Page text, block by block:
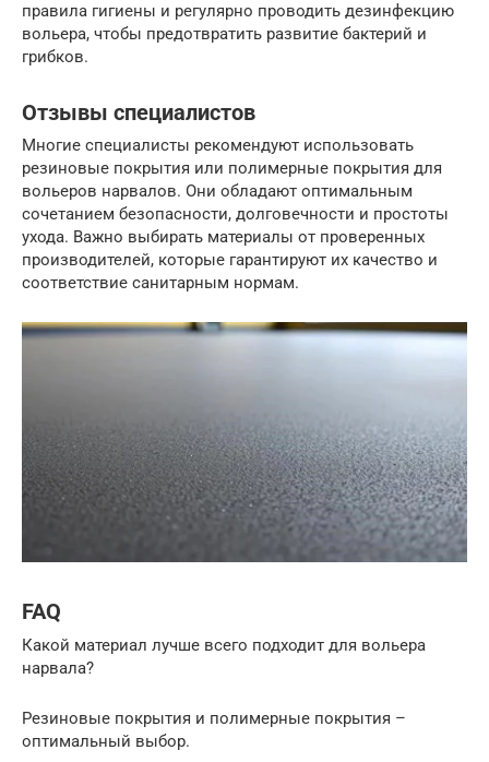
правила гигиены и регулярно проводить дезинфекцию
вольера, чтобы предотвратить развитие бактерий и
грибков.
Отзывы специалистов
Многие специалисты рекомендуют использовать
резиновые покрытия или полимерные покрытия для
вольеров нарвалов. Они обладают оптимальным
сочетанием безопасности, долговечности и простоты
ухода. Важно выбирать материалы от проверенных
производителей, которые гарантируют их качество и
соответствие санитарным нормам.
FAQ
Какой материал лучше всего подходит для вольера
нарвала?
Резиновые покрытия и полимерные покрытия –
оптимальный выбор.